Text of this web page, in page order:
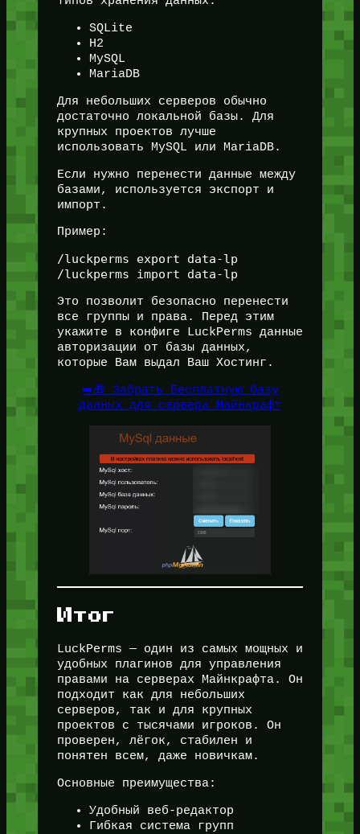
SQLite
H2
MySQL
MariaDB
Для небольших серверов обычно
достаточно локальной базы. Для
крупных проектов лучше
использовать MySQL или MariaDB.
Если нужно перенести данные между
базами, используется экспорт и
импорт.
Пример:
/luckperms export data-lp
Это позволит безопасно перенести
все группы и права. Перед этим
укажите в конфиге LuckPerms данные
авторизации от базы данных,
которые Вам выдал Ваш Хостинг.
➡️🎁 Забрать Бесплатную базу
данных для сервера Майнкрафт
Итог
LuckPerms — один из самых мощных и
удобных плагинов для управления
правами на серверах Майнкрафта. Он
подходит как для небольших
серверов, так и для крупных
проектов с тысячами игроков. Он
проверен, лёгок, стабилен и
понятен всем, даже новичкам.
Основные преимущества:
Удобный веб-редактор
Гибкая система групп